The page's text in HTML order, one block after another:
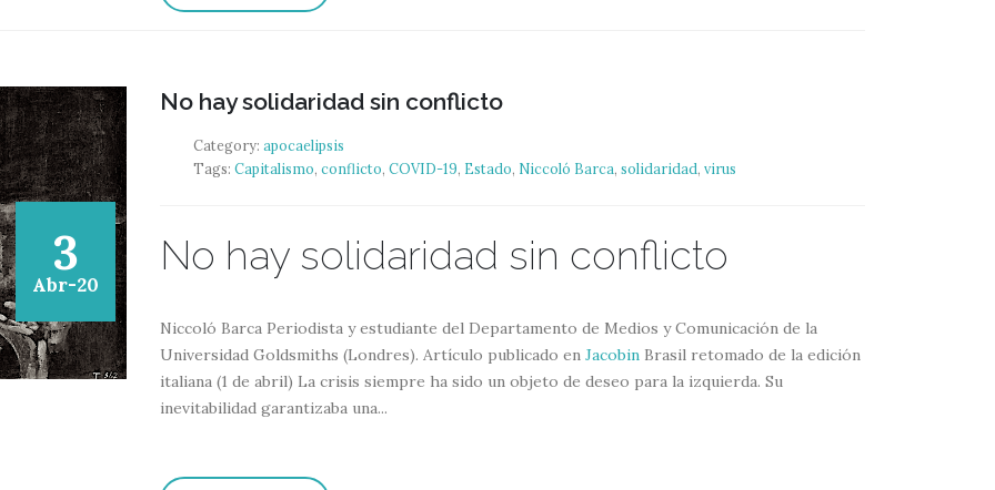
3
Abr-20
No hay solidaridad sin conflicto
Category: apocaelipsis
Tags: Capitalismo, conflicto, COVID-19, Estado, Niccoló Barca, solidaridad, virus
No hay solidaridad sin conflicto
Niccoló Barca Periodista y estudiante del Departamento de Medios y Comunicación de la
Universidad Goldsmiths (Londres). Artículo publicado en Jacobin Brasil retomado de la edición
italiana (1 de abril) La crisis siempre ha sido un objeto de deseo para la izquierda. Su
inevitabilidad garantizaba una...